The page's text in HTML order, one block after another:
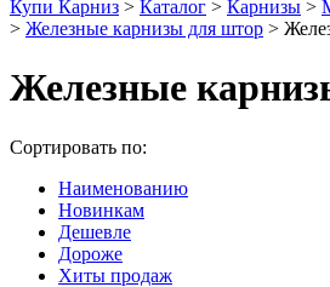
Купи Карниз > Каталог > Карнизы >
> Железные карнизы для штор >
Железные
Сортировать по:
Наименованию
Новинкам
Дешевле
Дороже
Хиты продаж